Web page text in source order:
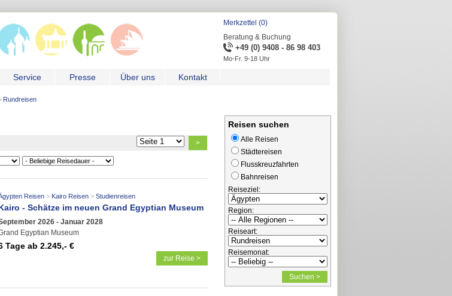
Merkzettel (0)
Beratung & Buchung
+49 (0) 9408 - 86 98 403
Mo-Fr. 9-18 Uhr
Service Presse Über uns Kontakt
Rundreisen
>
Reisen Kairo Reisen Studienreisen
- Schätze im neuen Grand Egyptian Museum
2026 - Januar 2028
Egyptian Museum
Tage ab 2.245,- €
zur Reise >
Reisen suchen
Alle Reisen
Städtereisen
Flusskreuzfahrten
Bahnreisen
Reiseziel:
Region:
Reiseart:
Reisemonat:
Suchen >